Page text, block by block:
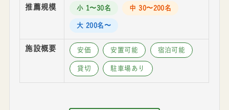
推薦規模 小 1〜30名 中 30〜200名
大 200名〜
施設概要 安価 安置可能 宿泊可能
貸切 駐車場あり